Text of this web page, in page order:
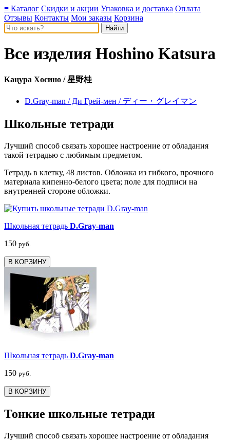
≡ Каталог Скидки и акции Упаковка и доставка Оплата
Отзывы Контакты Мои заказы Корзина
Все изделия Hoshino Katsura
Кацура Хосино / 星野桂
D.Gray-man / Ди Грей-мен / ディー・グレイマン
Школьные тетради
Лучший способ связать хорошее настроение от обладания
такой тетрадью c любимым предметом.
Тетрадь в клетку, 48 листов. Обложка из гибкого, прочного
материала кипенно-белого цвета; поле для подписи на
внутренней стороне обложки.
Школьная тетрадь D.Gray-man
150 руб.
В КОРЗИНУ
Школьная тетрадь D.Gray-man
150 руб.
В КОРЗИНУ
Тонкие школьные тетради
Лучший способ связать хорошее настроение от обладания